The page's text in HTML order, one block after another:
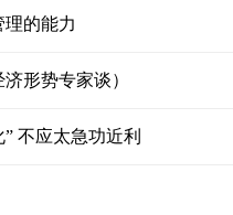
的能力
形势专家谈）
不应太急功近利